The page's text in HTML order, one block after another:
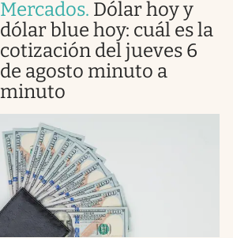
Mercados. Dólar hoy y
dólar blue hoy: cuál es la
cotización del jueves 6
de agosto minuto a
minuto